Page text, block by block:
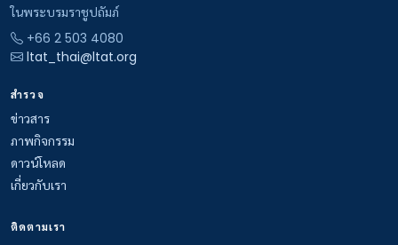
ในพระบรมราชูปถัมภ์
+66 2 503 4080
ltat_thai@ltat.org
สำรวจ
ข่าวสาร
ภาพกิจกรรม
ดาวน์โหลด
เกี่ยวกับเรา
ติดตามเรา